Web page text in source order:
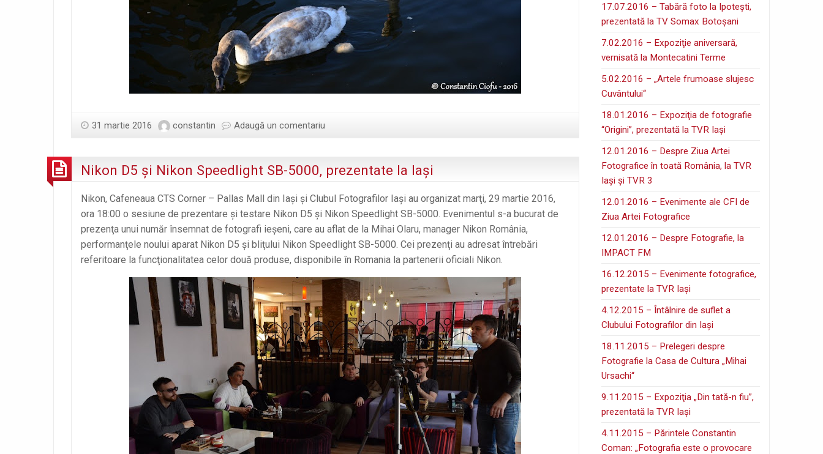
31 martie 2016 constantin Adaugă un comentariu
Nikon D5 şi Nikon Speedlight SB-5000, prezentate la Iaşi
Nikon, Cafeneaua CTS Corner – Pallas Mall din Iaşi şi Clubul Fotografilor Iaşi au organizat marţi, 29 martie 2016,
ora 18:00 o sesiune de prezentare şi testare Nikon D5 şi Nikon Speedlight SB-5000. Evenimentul s-a bucurat de
prezenţa unui număr însemnat de fotografi ieşeni, care au aflat de la Mihai Olaru, manager Nikon România,
performanţele noului aparat Nikon D5 şi bliţului Nikon Speedlight SB-5000. Cei prezenţi au adresat întrebări
referitoare la funcţionalitatea celor două produse, disponibile în Romania la partenerii oficiali Nikon.
17.07.2016 – Tabără foto la Ipoteşti,
prezentată la TV Somax Botoşani
7.02.2016 – Expoziţie aniversară,
vernisată la Montecatini Terme
5.02.2016 – „Artele frumoase slujesc
Cuvântului“
18.01.2016 – Expoziţia de fotografie
“Origini”, prezentată la TVR Iaşi
12.01.2016 – Despre Ziua Artei
Fotografice în toată România, la TVR
Iaşi şi TVR 3
12.01.2016 – Evenimente ale CFI de
Ziua Artei Fotografice
12.01.2016 – Despre Fotografie, la
IMPACT FM
16.12.2015 – Evenimente fotografice,
prezentate la TVR Iaşi
4.12.2015 – Întâlnire de suflet a
Clubului Fotografilor din Iaşi
18.11.2015 – Prelegeri despre
Fotografie la Casa de Cultura „Mihai
Ursachi“
9.11.2015 – Expoziţia „Din tată-n fiu”,
prezentată la TVR Iaşi
4.11.2015 – Părintele Constantin
Coman: „Fotografia este o provocare